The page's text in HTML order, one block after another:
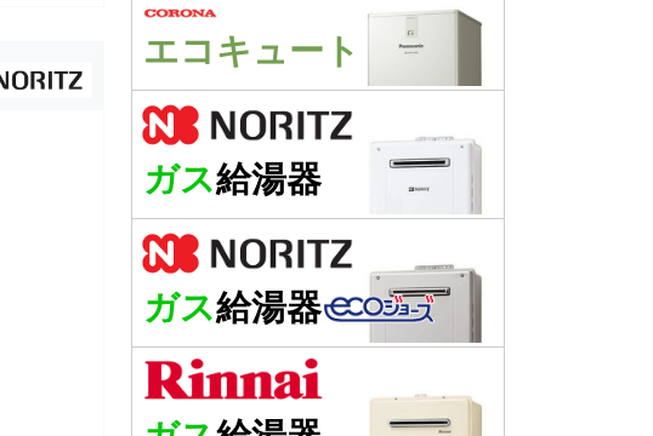
エコキュート
ガス給湯器
ガス給湯器